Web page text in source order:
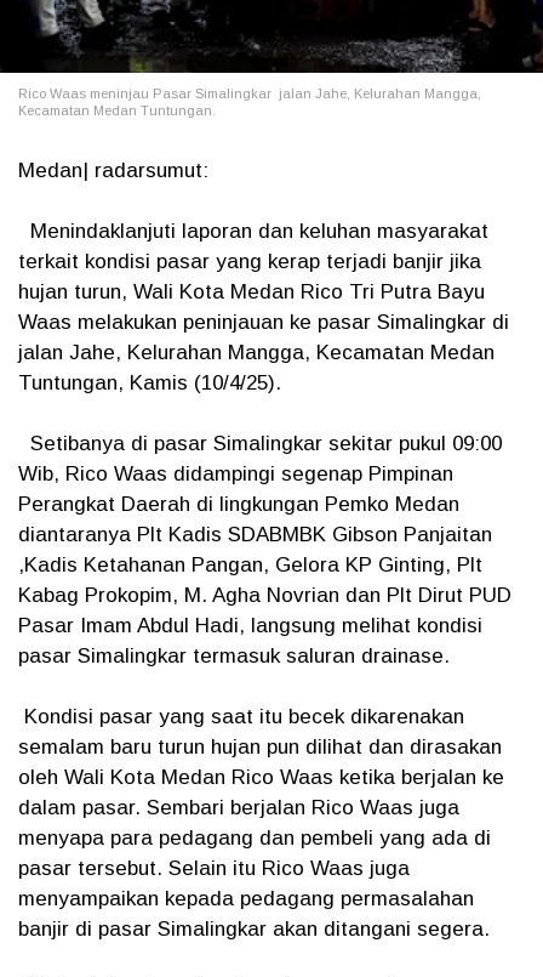
Rico Waas meninjau Pasar Simalingkar jalan Jahe, Kelurahan Mangga,
Kecamatan Medan Tuntungan.
Medan| radarsumut:
Menindaklanjuti laporan dan keluhan masyarakat
terkait kondisi pasar yang kerap terjadi banjir jika
hujan turun, Wali Kota Medan Rico Tri Putra Bayu
Waas melakukan peninjauan ke pasar Simalingkar di
jalan Jahe, Kelurahan Mangga, Kecamatan Medan
Tuntungan, Kamis (10/4/25).
Setibanya di pasar Simalingkar sekitar pukul 09:00
Wib, Rico Waas didampingi segenap Pimpinan
Perangkat Daerah di lingkungan Pemko Medan
diantaranya Plt Kadis SDABMBK Gibson Panjaitan
,Kadis Ketahanan Pangan, Gelora KP Ginting, Plt
Kabag Prokopim, M. Agha Novrian dan Plt Dirut PUD
Pasar Imam Abdul Hadi, langsung melihat kondisi
pasar Simalingkar termasuk saluran drainase.
Kondisi pasar yang saat itu becek dikarenakan
semalam baru turun hujan pun dilihat dan dirasakan
oleh Wali Kota Medan Rico Waas ketika berjalan ke
dalam pasar. Sembari berjalan Rico Waas juga
menyapa para pedagang dan pembeli yang ada di
pasar tersebut. Selain itu Rico Waas juga
menyampaikan kepada pedagang permasalahan
banjir di pasar Simalingkar akan ditangani segera.